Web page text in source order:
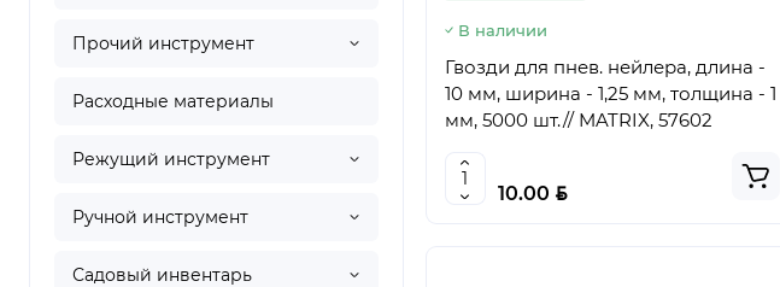
Прочий инструмент
Расходные материалы
Режущий инструмент
Ручной инструмент
Садовый инвентарь
В наличии
Гвозди для пнев. нейлера, длина -
10 мм, ширина - 1,25 мм, толщина - 1
мм, 5000 шт.// MATRIX, 57602
10.00 BYN